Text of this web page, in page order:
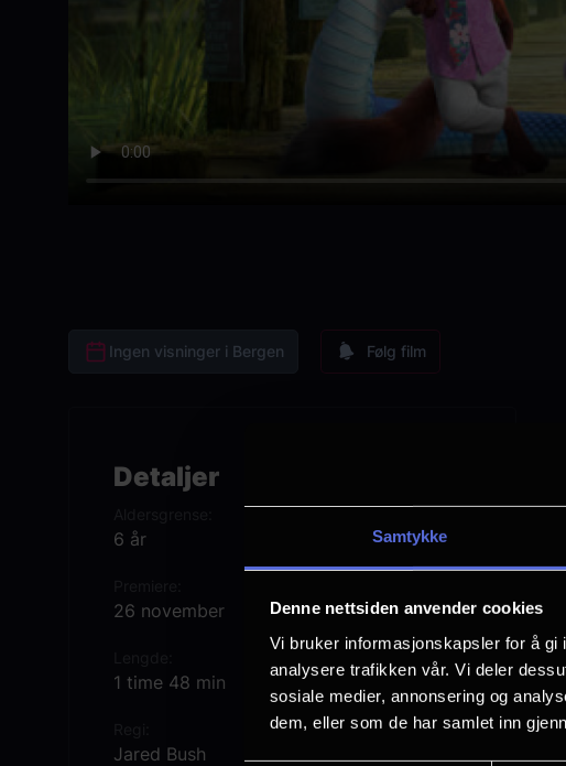
Samtykke
Denne nettsiden anvender cookies
Vi bruker informasjonskapsler for å gi
analysere trafikken vår. Vi deler
sosiale medier, annonsering og
dem, eller som de har samlet inn
Ingen visninger i Bergen Følg film
Detaljer
6 år
26 november
1 time 48 min
Jared Bush